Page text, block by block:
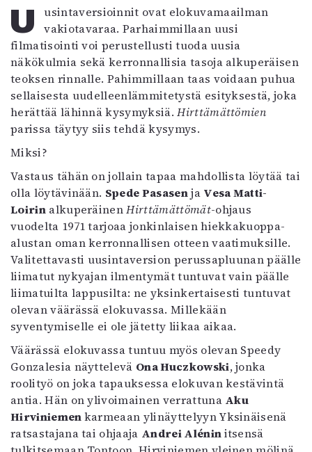
Kaltio ry
Uusintaversioinnit ovat elokuvamaailman
vakiotavaraa. Parhaimmillaan uusi
filmatisointi voi perustellusti tuoda uusia
näkökulmia sekä kerronnallisia tasoja alkuperäisen
teoksen rinnalle. Pahimmillaan taas voidaan puhua
sellaisesta uudelleenlämmitetystä esityksestä, joka
herättää lähinnä kysymyksiä.Hirttämättömien
parissa täytyy siis tehdä kysymys.
Miksi?
Vastaus tähän on jollain tapaa mahdollista löytää tai
olla löytävinään. Spede Pasasenja Vesa Matti-
LoirinalkuperäinenHirttämättömät-ohjaus
vuodelta 1971 tarjoaa jonkinlaisen hiekkakuoppa-
alustan oman kerronnallisen otteen vaatimuksille.
Valitettavasti uusintaversion perussapluunan päälle
liimatut nykyajan ilmentymät tuntuvat vain päälle
liimatuilta lappusilta: ne yksinkertaisesti tuntuvat
olevan väärässä elokuvassa. Millekään
syventymiselle ei ole jätetty liikaa aikaa.
Väärässä elokuvassa tuntuu myös olevan Speedy
Gonzalesia näyttelevä Ona Huczkowski, jonka
roolityö on joka tapauksessa elokuvan kestävintä
antia. Hän on ylivoimainen verrattuna Aku
Hirviniemenkarmeaan ylinäyttelyyn Yksinäisenä
ratsastajana tai ohjaaja Andrei Aléninitsensä